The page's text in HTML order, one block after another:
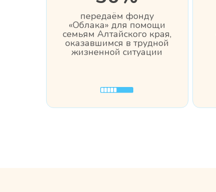
передаём фонду
«Облака» для помощи
семьям Алтайского края,
оказавшимся в трудной
жизненной ситуации